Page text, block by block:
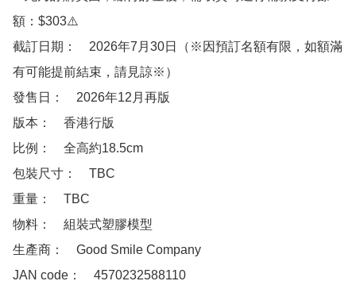
額：$303⚠️
截訂日期：　2026年7月30日（※因預訂名額有限，如額滿
有可能提前結束，請見諒※）
發售日：　2026年12月再版
版本：　香港行版
比例：　全高約18.5cm
包裝尺寸：　TBC
重量：　TBC
物料：　組裝式塑膠模型
生產商：　Good Smile Company
JAN code：　4570232588110